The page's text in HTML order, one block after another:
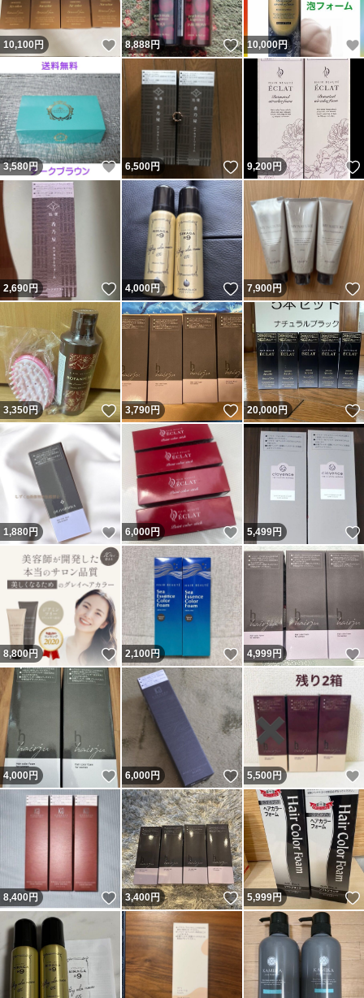
10,100円 いいね！
8,888円 いいね！
10,000円
3,580円 いいね！
6,500円 いいね！
9,200円
2,690円 いいね！
4,000円 いいね！
7,900円
3,350円 いいね！
3,790円 いいね！
20,000円
1,880円 いいね！
6,000円 いいね！
5,499円
8,800円 いいね！
2,100円 いいね！
4,999円
4,000円 いいね！
6,000円 いいね！
5,500円
8,400円 いいね！
3,400円 いいね！
5,999円